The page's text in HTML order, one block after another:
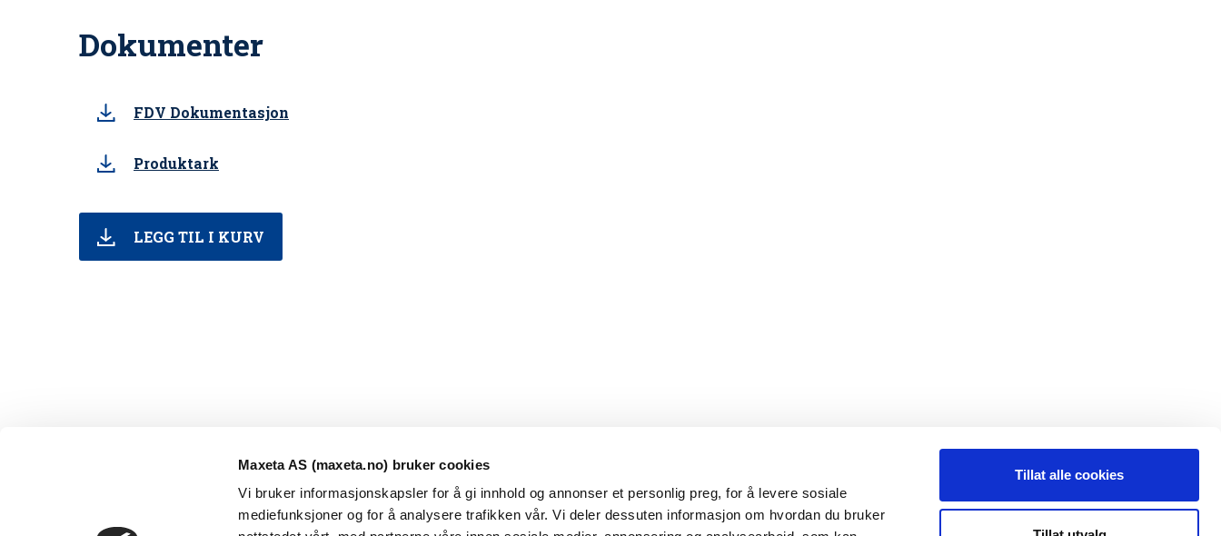
Maxeta AS (maxeta.no) bruker cookies
Vi bruker informasjonskapsler for å gi innhold og annonser et personlig preg, for å levere sosiale
mediefunksjoner og for å analysere trafikken vår. Vi deler dessuten informasjon om hvordan du bruker
Tillat alle cookies
Dokumenter
FDV Dokumentasjon
Produktark
LEGG TIL I KURV
Hovedkontor Kontakt oss Leveranseområder